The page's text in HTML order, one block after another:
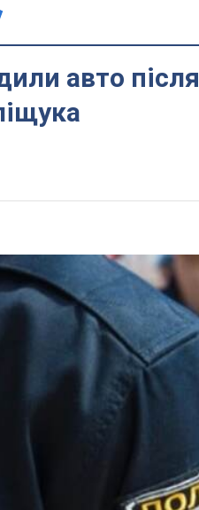
авто після